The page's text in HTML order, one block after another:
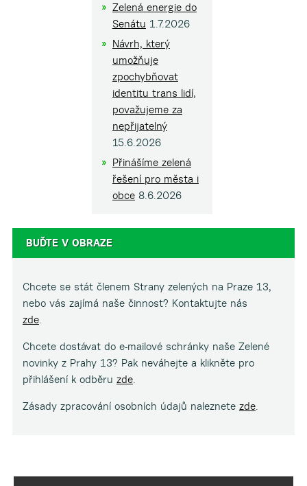
Zelená energie do
Senátu 1.7.2026
Návrh, který
umožňuje
zpochybňovat
identitu trans lidí,
považujeme za
nepřijatelný
15.6.2026
Přinášíme zelená
řešení pro města i
obce 8.6.2026
BUĎTE V OBRAZE
Chcete se stát členem Strany zelených na Praze 13,
nebo vás zajímá naše činnost? Kontaktujte nás
zde.
Chcete dostávat do e-mailové schránky naše Zelené
novinky z Prahy 13? Pak neváhejte a klikněte pro
přihlášení k odběru zde.
Zásady zpracování osobních údajů naleznete zde.